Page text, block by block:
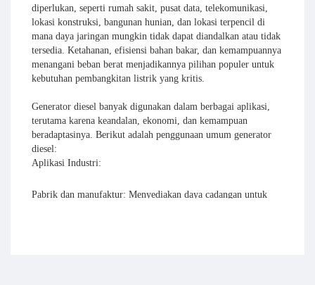
diperlukan, seperti rumah sakit, pusat data, telekomunikasi,
lokasi konstruksi, bangunan hunian, dan lokasi terpencil di
mana daya jaringan mungkin tidak dapat diandalkan atau tidak
tersedia. Ketahanan, efisiensi bahan bakar, dan kemampuannya
menangani beban berat menjadikannya pilihan populer untuk
kebutuhan pembangkitan listrik yang kritis.
Generator diesel banyak digunakan dalam berbagai aplikasi,
terutama karena keandalan, ekonomi, dan kemampuan
beradaptasinya. Berikut adalah penggunaan umum generator
diesel:
Aplikasi Industri:
Pabrik dan manufaktur: Menyediakan daya cadangan untuk